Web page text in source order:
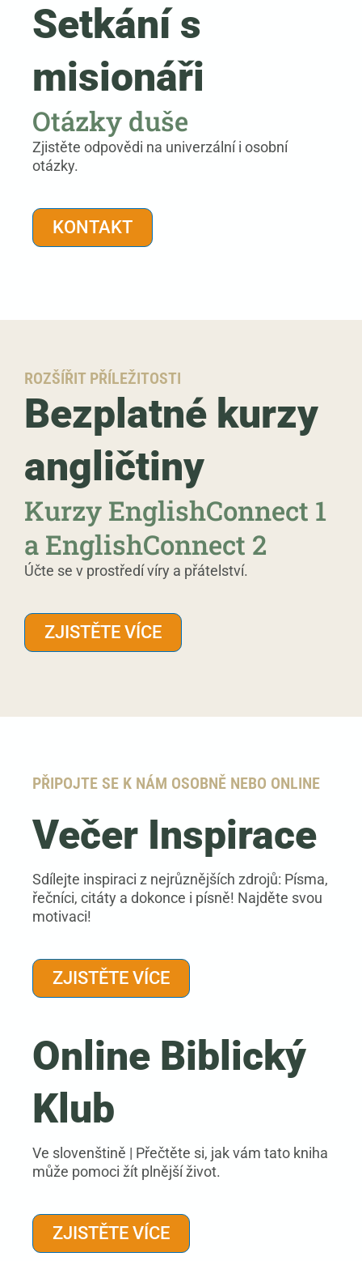
Setkání s
misionáři
Otázky duše
Zjistěte odpovědi na univerzální i osobní
otázky.
KONTAKT
ROZŠÍŘIT PŘÍLEŽITOSTI​
Bezplatné kurzy
angličtiny
Kurzy EnglishConnect 1
a EnglishConnect 2
Účte se v prostředí víry a přátelství.
ZJISTĚTE VÍCE
PŘIPOJTE SE K NÁM OSOBNĚ NEBO ONLINE
Večer Inspirace
Sdílejte inspiraci z nejrůznějších zdrojů: Písma,
řečníci, citáty a dokonce i písně! Najděte svou
motivaci!
ZJISTĚTE VÍCE
Online Biblický
Klub
Ve slovenštině | Přečtěte si, jak vám tato kniha
může pomoci žít plnější život.
ZJISTĚTE VÍCE